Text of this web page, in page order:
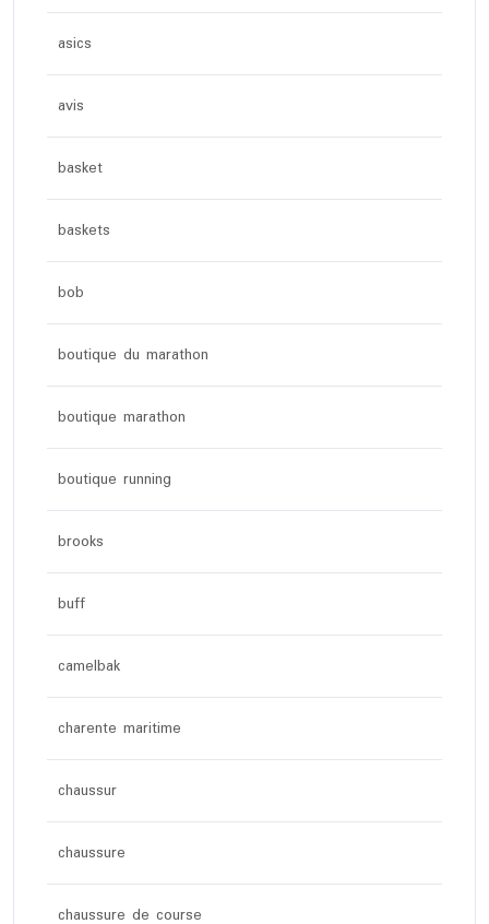
asics
avis
basket
baskets
bob
boutique du marathon
boutique marathon
boutique running
brooks
buff
camelbak
charente maritime
chaussur
chaussure
chaussure de course